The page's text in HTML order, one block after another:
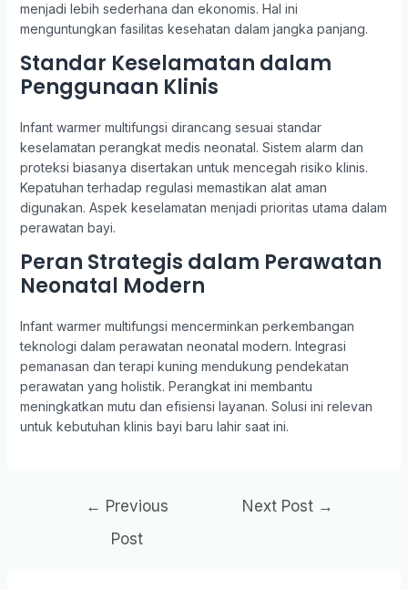
menjadi lebih sederhana dan ekonomis. Hal ini
menguntungkan fasilitas kesehatan dalam jangka panjang.
Standar Keselamatan dalam
Penggunaan Klinis
Infant warmer multifungsi dirancang sesuai standar
keselamatan perangkat medis neonatal. Sistem alarm dan
proteksi biasanya disertakan untuk mencegah risiko klinis.
Kepatuhan terhadap regulasi memastikan alat aman
digunakan. Aspek keselamatan menjadi prioritas utama dalam
perawatan bayi.
Peran Strategis dalam Perawatan
Neonatal Modern
Infant warmer multifungsi mencerminkan perkembangan
teknologi dalam perawatan neonatal modern. Integrasi
pemanasan dan terapi kuning mendukung pendekatan
perawatan yang holistik. Perangkat ini membantu
meningkatkan mutu dan efisiensi layanan. Solusi ini relevan
untuk kebutuhan klinis bayi baru lahir saat ini.
← Previous
Post
Next Post →